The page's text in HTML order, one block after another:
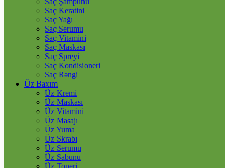
Saç Keratini
Saç Yağı
Saç Serumu
Saç Vitamini
Saç Maskası
Saç Spreyi
Saç Kondisioneri
Saç Rəngi
Üz Baxım
Üz Kremi
Üz Maskası
Üz Vitamini
Üz Masajı
Üz Yuma
Üz Skrabı
Üz Serumu
Üz Sabunu
Üz Toneri